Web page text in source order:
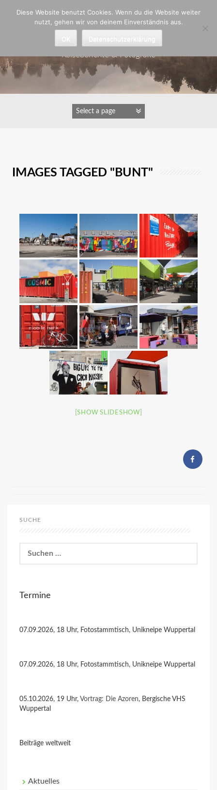
Astrid Padberg
Reiseberichte & Fotografie
IMAGES TAGGED "BUNT"
[SHOW SLIDESHOW]
SUCHE
nach:
Termine
07.09.2026, 18 Uhr, Fotostammtisch, Unikneipe Wuppertal
07.09.2026, 18 Uhr, Fotostammtisch, Unikneipe Wuppertal
05.10.2026, 19 Uhr, Vortrag: Die Azoren, Bergische VHS
Wuppertal
Beiträge weltweit
Aktuelles
Diese Website benutzt Cookies. Wenn du die Website weiter
nutzt, gehen wir von deinem Einverständnis aus.